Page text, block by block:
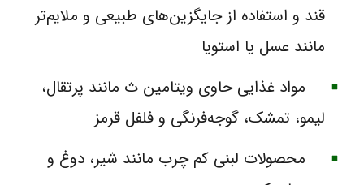
قند و استفاده از جایگزین‌های طبیعی و ملایم‌تر
مانند عسل یا استویا
مواد غذایی حاوی ویتامین ث مانند پرتقال،
لیمو، تمشک، گوجه‌فرنگی و فلفل قرمز
محصولات لبنی کم چرب مانند شیر، دوغ و